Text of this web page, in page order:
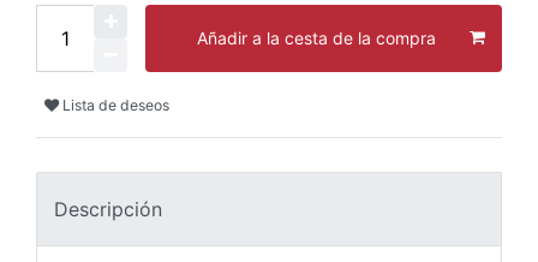
Añadir a la cesta de la compra
Lista de deseos
Descripción